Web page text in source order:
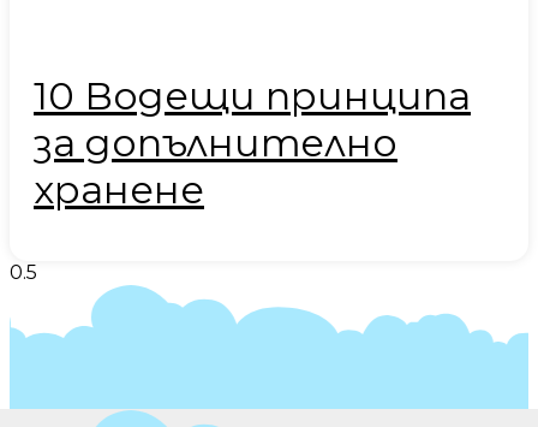
10 Водещи принципа
за допълнително
хранене